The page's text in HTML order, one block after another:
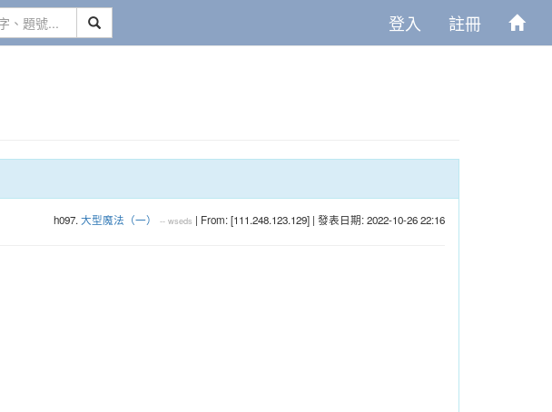
登入 註冊
h097. 大型魔法（一） -- wseds | From: [111.248.123.129] | 發表日期: 2022-10-26 22:16